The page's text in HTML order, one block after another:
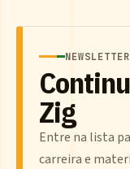
Zig
Entre na lista
carreira e